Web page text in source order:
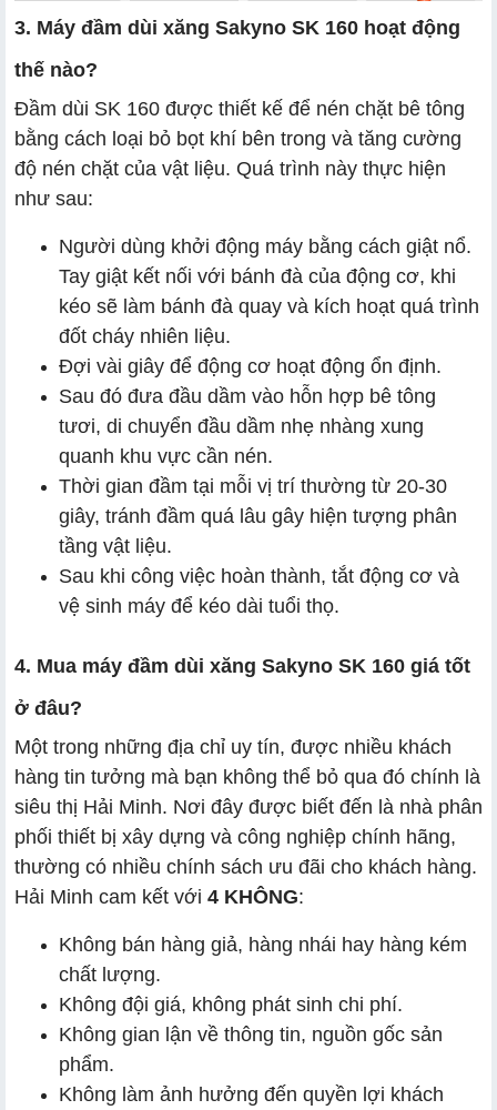
3. Máy đầm dùi xăng Sakyno SK 160 hoạt động
thế nào?
Đầm dùi SK 160 được thiết kế để nén chặt bê tông
bằng cách loại bỏ bọt khí bên trong và tăng cường
độ nén chặt của vật liệu. Quá trình này thực hiện
như sau:
Người dùng khởi động máy bằng cách giật nổ.
Tay giật kết nối với bánh đà của động cơ, khi
kéo sẽ làm bánh đà quay và kích hoạt quá trình
đốt cháy nhiên liệu.
Đợi vài giây để động cơ hoạt động ổn định.
Sau đó đưa đầu dầm vào hỗn hợp bê tông
tươi, di chuyển đầu dầm nhẹ nhàng xung
quanh khu vực cần nén.
Thời gian đầm tại mỗi vị trí thường từ 20-30
giây, tránh đầm quá lâu gây hiện tượng phân
tầng vật liệu.
Sau khi công việc hoàn thành, tắt động cơ và
vệ sinh máy để kéo dài tuổi thọ.
4. Mua máy đầm dùi xăng Sakyno SK 160 giá tốt
ở đâu?
Một trong những địa chỉ uy tín, được nhiều khách
hàng tin tưởng mà bạn không thể bỏ qua đó chính là
siêu thị Hải Minh. Nơi đây được biết đến là nhà phân
phối thiết bị xây dựng và công nghiệp chính hãng,
thường có nhiều chính sách ưu đãi cho khách hàng.
Hải Minh cam kết với 4 KHÔNG:
Không bán hàng giả, hàng nhái hay hàng kém
chất lượng.
Không đội giá, không phát sinh chi phí.
Không gian lận về thông tin, nguồn gốc sản
phẩm.
Không làm ảnh hưởng đến quyền lợi khách